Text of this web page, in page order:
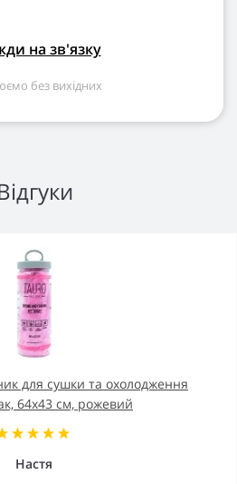
на зв'язку
без вихідних
для сушки та охолодження
64х43 см, рожевий
Настя